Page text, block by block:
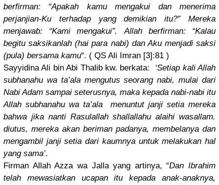
berfirman: “Apakah kamu mengakui dan menerima
perjanjian-Ku terhadap yang demikian itu?” Mereka
menjawab: “Kami mengakui”.
Allah berfirman: “Kalau
begitu saksikanlah (hai para nabi) dan Aku menjadi saksi
(pula) bersama kamu“. ( QS Ali Imran [3]:81 )
Sayyidina Ali bin Abi Thalib kw. berkata: ‘Setiap kali Allah
subhanahu wa ta’ala mengutus seorang nabi, mulai dari
Nabi Adam sampai seterusnya, maka kepada nabi-nabi itu
Allah subhanahu wa ta’ala menuntut janji setia mereka
bahwa jika nanti Rasulallahshallallahu alaihi wasallam.
diutus, mereka akan beriman padanya, membelanya dan
mengambil janji setia dari kaumnya untuk melakukan hal
yang sama’.
Firman Allah Azza wa Jalla yang artinya, “Dan Ibrahim
telah mewasiatkan ucapan itu kepada anak-anaknya,